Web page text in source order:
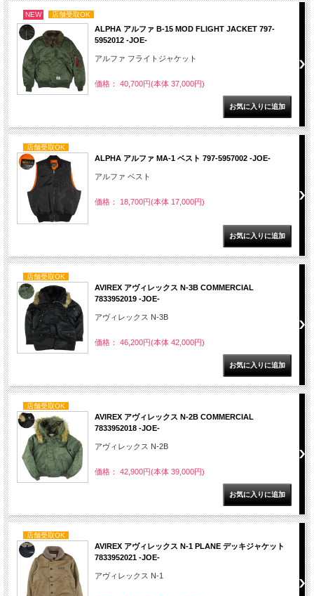
NEW 店舗受取OK
ALPHA アルファ B-15 MOD FLIGHT JACKET 797-
5952012 -JOE-
アルファ フライトジャケット
価格： 40,700円(本体 37,000円)
店舗受取OK
ALPHA アルファ MA-1 ベスト 797-5957002 -JOE-
アルファ ベスト
価格： 18,700円(本体 17,000円)
店舗受取OK
AVIREX アヴィレックス N‐3B COMMERCIAL
7833952019 -JOE-
アヴィレックス N-3B
価格： 46,200円(本体 42,000円)
店舗受取OK
AVIREX アヴィレックス N‐2B COMMERCIAL
7833952018 -JOE-
アヴィレックス N-2B
価格： 42,900円(本体 39,000円)
店舗受取OK
AVIREX アヴィレックス N-1 PLANE デッキジャケット
7833952021 -JOE-
アヴィレックス N-1